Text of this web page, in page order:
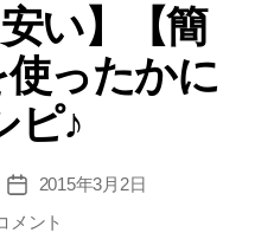
安い】【簡
ったかに
ピ♪
投
稿
2015年3月2日
メント